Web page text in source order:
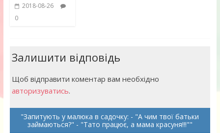
2018-08-26
0
Залишити відповідь
Щоб відправити коментар вам необхідно
авторизуватись.
Запитують у малюка в садочку: - "А чим твої батьки
займаються?" - "Тато працює, а мама красуня!!!"